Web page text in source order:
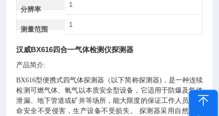
分辨率
1
测量范围
1
汉威BX616四合一气体检测仪探测器
产品简介:
BX616型便携式四气体探测器（以下简称探测器)，是一种连续
检测可燃气体、氧气以本质安全型设备，它适用于防爆及气体
泄漏、地下管道或矿井等场所，能大限度的保证工作人员的生
命安全不受侵害，生产设备不受损失。 探测器采用自然扩散